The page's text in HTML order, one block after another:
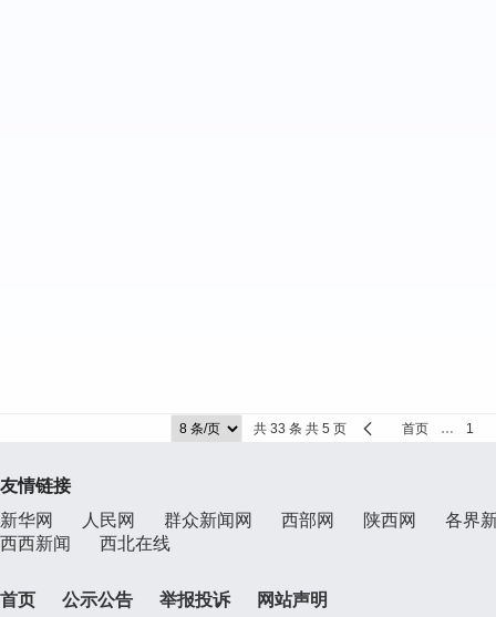
共 33 条 共 5 页 首页 … 1
友情链接
新华网
人民网 群众新闻网 西部网 陕西网
各界
西西新闻
西北在线
首页 公示公告 举报投诉 网站声明